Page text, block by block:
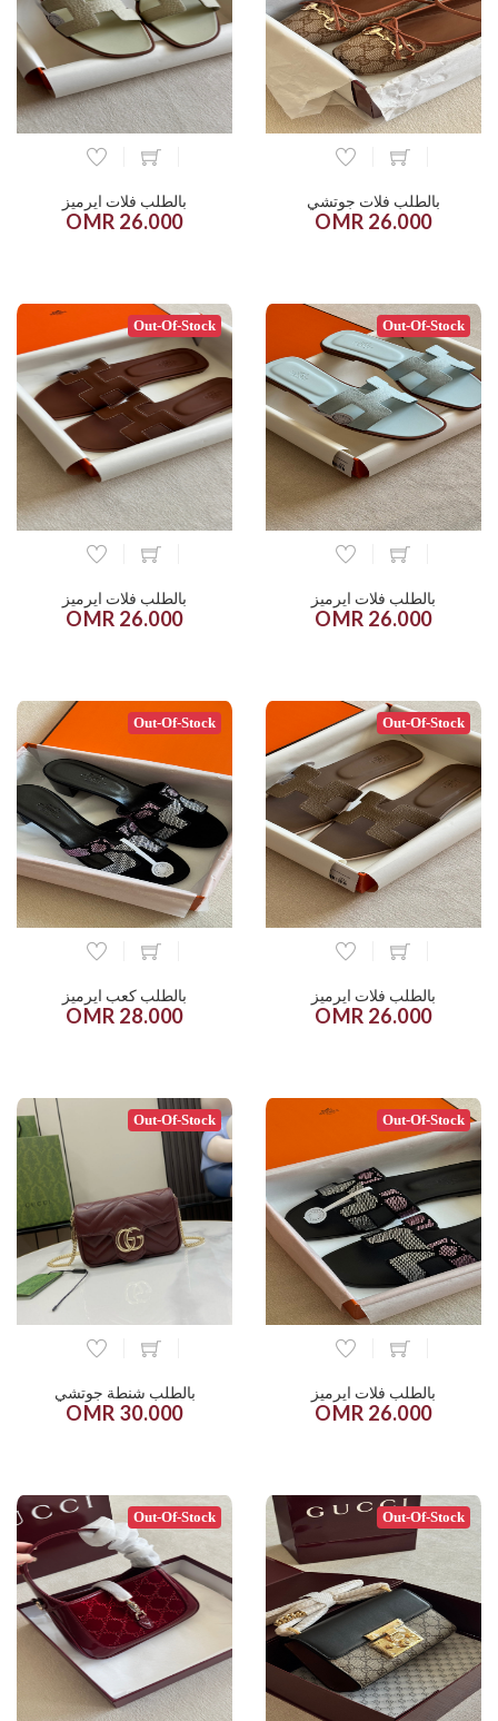
بالطلب فلات جوتشي
26.000 OMR
بالطلب فلات ايرميز
26.000 OMR
Out-Of-Stock
بالطلب فلات ايرميز
26.000 OMR
Out-Of-Stock
بالطلب فلات ايرميز
26.000 OMR
Out-Of-Stock
بالطلب فلات ايرميز
26.000 OMR
Out-Of-Stock
بالطلب كعب ايرميز
28.000 OMR
Out-Of-Stock
بالطلب فلات ايرميز
26.000 OMR
Out-Of-Stock
بالطلب شنطة جوتشي
30.000 OMR
Out-Of-Stock
Out-Of-Stock